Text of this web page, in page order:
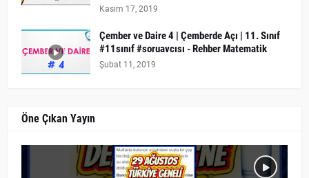
Kasım 17, 2019
Çember ve Daire 4 | Çemberde Açı | 11. Sınıf
#11sınıf #soruavcısı - Rehber Matematik
Şubat 11, 2019
Öne Çıkan Yayın